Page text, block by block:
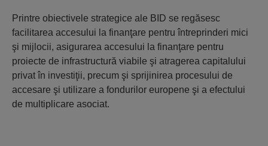
Printre obiectivele strategice ale BID se regăsesc
facilitarea accesului la finanţare pentru întreprinderi mici
şi mijlocii, asigurarea accesului la finanţare pentru
proiecte de infrastructură viabile şi atragerea capitalului
privat în investiţii, precum şi sprijinirea procesului de
accesare şi utilizare a fondurilor europene şi a efectului
de multiplicare asociat.